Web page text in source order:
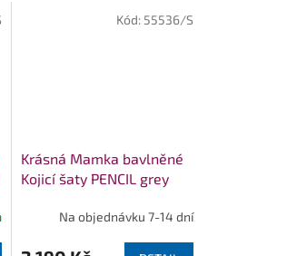
Krásná Mamka bavlněné
Kojicí šaty PENCIL grey
Na objednávku 7-14 dní
Kód: 55536/S